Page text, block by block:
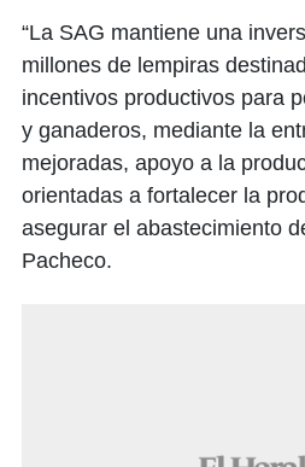
“La SAG mantiene una
millones de lempiras
incentivos productivos para
y ganaderos, mediante la
mejoradas, apoyo a la
orientadas a fortalecer la
asegurar el abastecimiento
Pacheco.